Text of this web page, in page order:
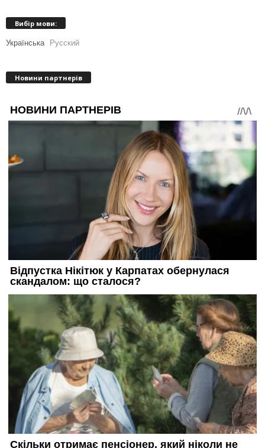
Вибір мови:
Українська Русский
Новини партнерів